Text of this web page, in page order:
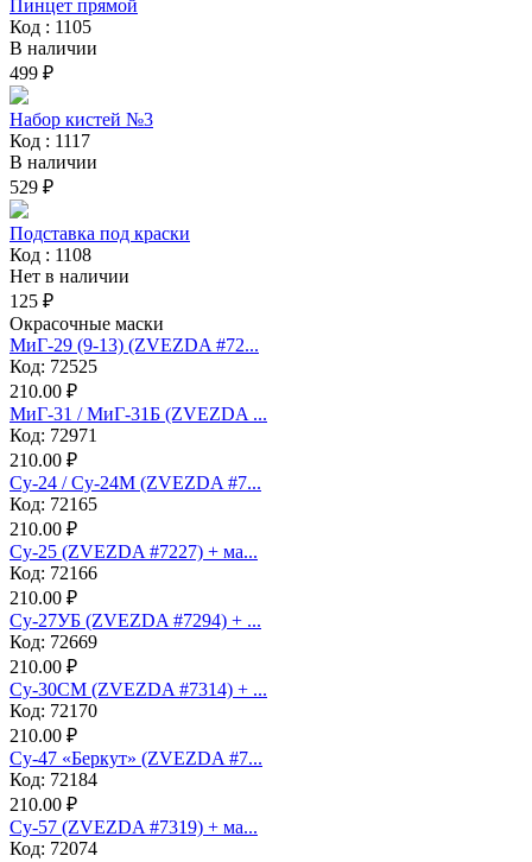
Пинцет прямой
Код : 1105
В наличии
499 ₽
Набор кистей №3
Код : 1117
В наличии
529 ₽
Подставка под краски
Код : 1108
Нет в наличии
125 ₽
Окрасочные маски
МиГ-29 (9-13) (ZVEZDA #72...
Код: 72525
210.00 ₽
МиГ-31 / МиГ-31Б (ZVEZDA ...
Код: 72971
210.00 ₽
Су-24 / Су-24М (ZVEZDA #7...
Код: 72165
210.00 ₽
Су-25 (ZVEZDA #7227) + ма...
Код: 72166
210.00 ₽
Су-27УБ (ZVEZDA #7294) + ...
Код: 72669
210.00 ₽
Су-30СМ (ZVEZDA #7314) + ...
Код: 72170
210.00 ₽
Су-47 «Беркут» (ZVEZDA #7...
Код: 72184
210.00 ₽
Су-57 (ZVEZDA #7319) + ма...
Код: 72074